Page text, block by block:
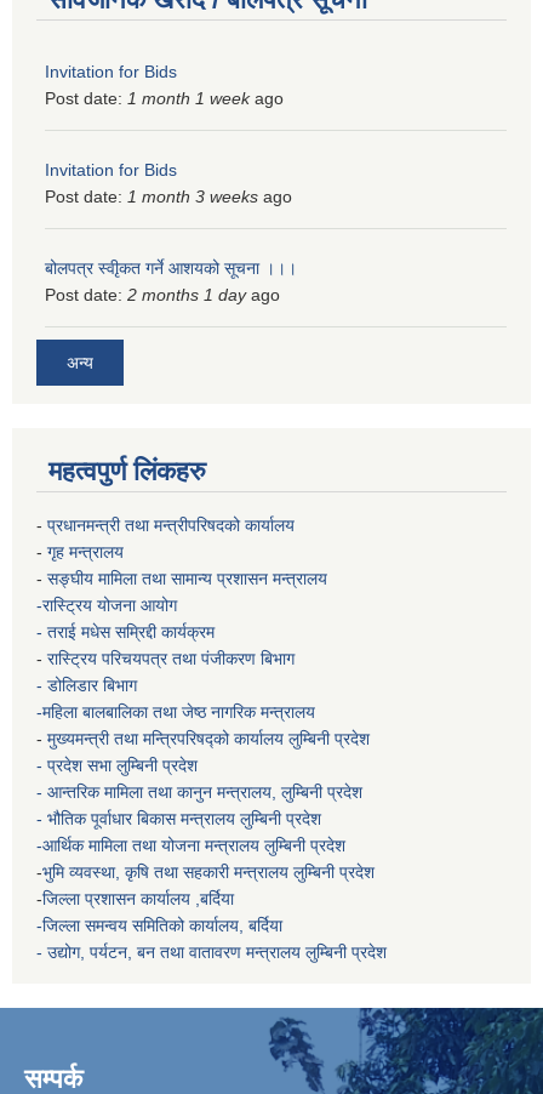
Invitation for Bids
Post date: 1 month 1 weekago
Invitation for Bids
Post date: 1 month 3 weeks ago
बोलपत्र स्वीृकत गर्ने आशयको सूचना ।।।
Post date: 2 months 1 dayago
अन्य
महत्वपुर्ण लिंकहरु
- प्रधानमन्त्री तथा मन्त्रीपरिषदको कार्यालय
- गृह मन्त्रालय
- सङ्घीय मामिला तथा सामान्य प्रशासन मन्त्रालय
-रास्ट्रिय योजना आयोग
- तराई मधेस सम्रिद्दी कार्यक्रम
- रास्ट्रिय परिचयपत्र तथा पंजीकरण बिभाग
- डोलिडार बिभाग
-महिला बालबालिका तथा जेष्ठ नागरिक मन्त्रालय
- मुख्यमन्त्री तथा मन्त्रिपरिषद्को कार्यालय लुम्बिनी प्रदेश
- प्रदेश सभा लुम्बिनी प्रदेश
- आन्तरिक मामिला तथा कानुन मन्त्रालय, लुम्बिनी प्रदेश
- भौतिक पूर्वाधार बिकास मन्त्रालय लुम्बिनी प्रदेश
-आर्थिक मामिला तथा योजना मन्त्रालय लुम्बिनी प्रदेश
-भुमि व्यवस्था, कृषि तथा सहकारी मन्त्रालय लुम्बिनी प्रदेश
-जिल्ला प्रशासन कार्यालय ,बर्दिया
-जिल्ला समन्वय समितिको कार्यालय, बर्दिया
- उद्योग, पर्यटन, बन तथा वातावरण मन्त्रालय लुम्बिनी प्रदेश
सम्पर्क